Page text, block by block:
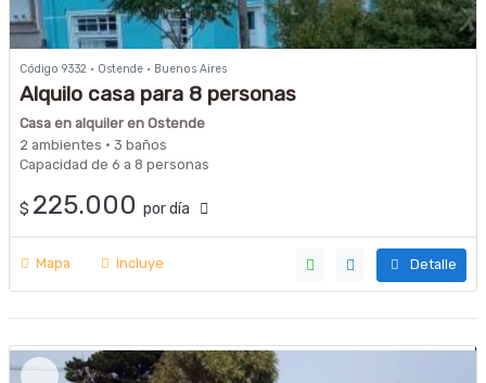
Código 9332 · Ostende · Buenos Aires
Alquilo casa para 8 personas
Casa en alquiler en Ostende
2 ambientes · 3 baños
Capacidad de 6 a 8 personas
$ 225.000 por día
Mapa Incluye Detalle